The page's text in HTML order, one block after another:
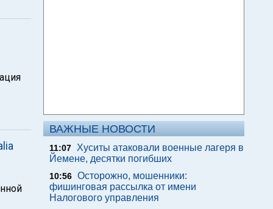
ВАЖНЫЕ НОВОСТИ
11:07
Хуситы атаковали военные лагеря в
Йемене, десятки погибших
10:56 Осторожно, мошенники:
фишинговая рассылка от имени
Налогового управления